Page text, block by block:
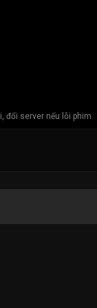
đổi server nếu lỗi phim